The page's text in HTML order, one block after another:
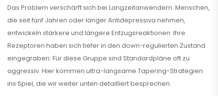
Das Problem verschärft sich bei Langzeitanwendern. Menschen,
die seit fünf Jahren oder länger Antidepressiva nehmen,
entwickeln stärkere und längere Entzugsreaktionen. Ihre
Rezeptoren haben sich tiefer in den down-regulierten Zustand
eingegraben. Für diese Gruppe sind Standardpläne oft zu
aggressiv. Hier kommen ultra-langsame Tapering-Strategien
ins Spiel, die wir weiter unten detailliert besprechen.